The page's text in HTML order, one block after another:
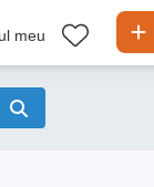
meu Listă